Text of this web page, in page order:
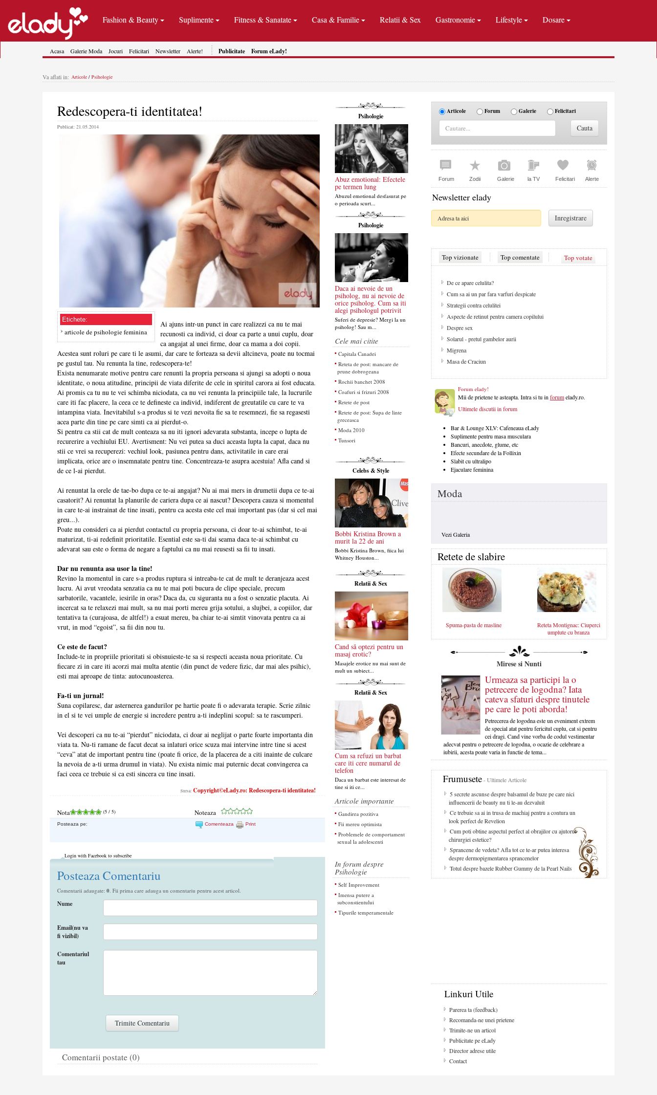
Fashion & Beauty Suplimente Fitness & Sanatate Casa & Familie Relatii & Sex Gastronomie Lifestyle Dosare
Acasa Galerie Moda Jocuri Felicitari Newsletter Alerte! Publicitate Forum eLady!
Va aflati in: Articole / Psihologie
Redescopera-ti identitatea!
Publicat: 21.05.2014
Etichete:
articole de psihologie feminina
Ai ajuns intr-un punct in care realizezi ca nu te mai
recunosti ca individ, ci doar ca parte a unui cuplu, doar
ca angajat al unei firme, doar ca mama a doi copii.
Acestea sunt roluri pe care ti le asumi, dar care te forteaza sa devii altcineva, poate nu tocmai
pe gustul tau. Nu renunta la tine, redescopera-te!
Exista nenumarate motive pentru care renunti la propria persoana si ajungi sa adopti o noua
identitate, o noua atitudine, principii de viata diferite de cele in spiritul carora ai fost educata.
Ai promis ca tu nu te vei schimba niciodata, ca nu vei renunta la principiile tale, la lucrurile
care iti fac placere, la ceea ce te defineste ca individ, indiferent de greutatile cu care te va
intampina viata. Inevitabilul s-a produs si te vezi nevoita fie sa te resemnezi, fie sa regasesti
acea parte din tine pe care simti ca ai pierdut-o.
Si pentru ca stii cat de mult conteaza sa nu iti ignori adevarata substanta, incepe o lupta de
recurerire a vechiului EU. Avertisment: Nu vei putea sa duci aceasta lupta la capat, daca nu
stii ce vrei sa recuperezi: vechiul look, pasiunea pentru dans, activitatile in care erai
implicata, orice are o insemnatate pentru tine. Concentreaza-te asupra acestuia! Afla cand si
de ce l-ai pierdut.
Ai renuntat la orele de tae-bo dupa ce te-ai angajat? Nu ai mai mers in drumetii dupa ce te-ai
casatorit? Ai renuntat la planurile de cariera dupa ce ai nascut? Descopera cauza si momentul
in care te-ai instrainat de tine insati, pentru ca acesta este cel mai important pas (dar si cel mai
greu...).
Poate nu consideri ca ai pierdut contactul cu propria persoana, ci doar te-ai schimbat, te-ai
maturizat, ti-ai redefinit prioritatile. Esential este sa-ti dai seama daca te-ai schimbat cu
adevarat sau este o forma de negare a faptului ca nu mai reusesti sa fii tu insati.
Dar nu renunta asa usor la tine!
Revino la momentul in care s-a produs ruptura si intreaba-te cat de mult te deranjeaza acest
lucru. Ai avut vreodata senzatia ca nu te mai poti bucura de clipe speciale, precum
sarbatorile, vacantele, iesirile in oras? Daca da, cu siguranta nu a fost o senzatie placuta. Ai
incercat sa te relaxezi mai mult, sa nu mai porti mereu grija sotului, a slujbei, a copiilor, dar
tentativa ta (curajoasa, de altfel!) a esuat mereu, ba chiar te-ai simtit vinovata pentru ca ai
vrut, in mod “egoist”, sa fii din nou tu.
Ce este de facut?
Include-te in propriile prioritati si obisnuieste-te sa si respecti aceasta noua prioritate. Cu
fiecare zi in care iti acorzi mai multa atentie (din punct de vedere fizic, dar mai ales psihic),
esti mai aproape de tinta: autocunoasterea.
Fa-ti un jurnal!
Suna copilaresc, dar asternerea gandurilor pe hartie poate fi o adevarata terapie. Scrie zilnic
in el si te vei umple de energie si incredere pentru a-ti indeplini scopul: sa te rascumperi.
Vei descoperi ca nu te-ai “pierdut” niciodata, ci doar ai neglijat o parte foarte importanta din
viata ta. Nu-ti ramane de facut decat sa inlaturi orice scuza mai intervine intre tine si acest
“ceva” atat de important pentru tine (poate fi orice, de la placerea de a citi inainte de culcare
la nevoia de a-ti urma drumul in viata). Nu exista nimic mai puternic decat convingerea ca
faci ceea ce trebuie si ca esti sincera cu tine insati.
Sursa: Copyright©eLady.ro: Redescopera-ti identitatea!
Nota (5 / 5) Noteaza
Posteaza pe: Comenteaza Print
Login with Facebook to subscribe
Posteaza Comentariu
Comentarii adaugate: 0. Fii prima care adauga un comentariu pentru acest articol.
Nume
Email(nu va
fi vizibil)
Comentariul
tau
Comentarii postate (0)
Psihologie
Abuz emotional: Efectele
pe termen lung
Abuzul emotional desfasurat pe
o perioada scurt...
Psihologie
Daca ai nevoie de un
psiholog, nu ai nevoie de
orice psiholog. Cum sa iti
alegi psihologul potrivit
Suferi de depresie? Mergi la un
psiholog! Sau m...
Cele mai citite
Capitala Canadei
Reteta de post: mancare de
prune dobrogeana
Rochii banchet 2008
Coafuri si frizuri 2008
Retete de post
Retete de post: Supa de linte
greceasca
Moda 2010
Tunsori
Celebs & Style
Bobbi Kristina Brown a
murit la 22 de ani
Bobbi Kristina Brown, fiica lui
Whitney Houston...
Relatii & Sex
Cand să optezi pentru un
masaj erotic?
Masajele erotice nu mai sunt de
mult un subiect...
Relatii & Sex
Cum sa refuzi un barbat
care iti cere numarul de
telefon
Daca un barbat este interesat de
tine si iti ce...
Articole importante
Gandirea pozitiva
Fii mereu optimista
Problemele de comportament
sexual la adolescenti
In forum despre
Psihologie
Self Improvement
Imensa putere a
subconstientului
Tipurile temperamentale
Articole Forum Galerie Felicitari
Forum Zodii Galerie la TV Felicitari Alerte
Newsletter elady
Top vizionate Top comentate Top votate
De ce apare celulita?
Cum sa ai un par fara varfuri despicate
Strategii contra celulitei
Aspecte de retinut pentru camera copilului
Despre sex
Solarul - pretul gambelor aurii
Migrena
Masa de Craciun
Forum elady!
Mii de prietene te asteapta. Intra si tu inforumelady.ro.
Ultimele discutii in forum
Bar & Lounge XLV: Cafeneaua eLady
Suplimente pentru masa musculara
Bancuri, anecdote, glume, etc
Efecte secundare de la Follixin
Slabit cu ultralipo
Ejaculare feminina
Moda
Vezi Galeria
Retete de slabire
Spuma-pasta de masline
Reteta Montignac: Ciuperci
umplute cu branza
Mirese si Nunti
Urmeaza sa participi la o
petrecere de logodna? Iata
cateva sfaturi despre tinutele
pe care le poti aborda!
Petrecerea de logodna este un eveniment extrem
de special atat pentru fericitul cuplu, cat si pentru
cei dragi. Cand vine vorba de codul vestimentar
adecvat pentru o petrecere de logodna, o ocazie de celebrare a
iubirii, acesta poate varia in functie de tema...
Frumusete- Ultimele Articole
5 secrete ascunse despre balsamul de buze pe care nici
influencerii de beauty nu ti le-au dezvaluit
Ce trebuie sa ai in trusa de machiaj pentru a contura un
look perfect de Revelion
Cum poti obtine aspectul perfect al obrajilor cu ajutorul
chirurgiei estetice?
Sprancene de vedeta? Afla tot ce te-ar putea interesa
despre dermopigmentarea sprancenelor
Totul despre bazele Rubber Gummy de la Pearl Nails
Linkuri Utile
Parerea ta (feedback)
Recomanda-ne unei prietene
Trimite-ne un articol
Publicitate pe eLady
Director adrese utile
Contact